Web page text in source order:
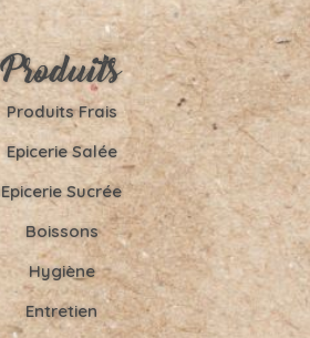
Produits
Produits Frais
Epicerie Salée
Epicerie Sucrée
Boissons
Hygiène
Entretien